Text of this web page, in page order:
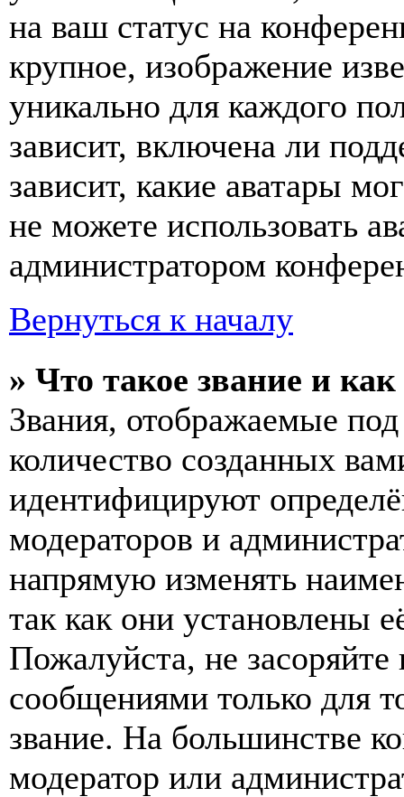
на ваш статус на
крупное, изображение
уникально для каждого
зависит, включена ли
зависит, какие аватары
не можете использовать
администратором
Вернуться к началу
» Что такое звание и
Звания, отображаемые
количество созданных
идентифицируют
модераторов и
напрямую изменять
так как они установлены
Пожалуйста, не
сообщениями только для
звание. На большинстве
модератор или